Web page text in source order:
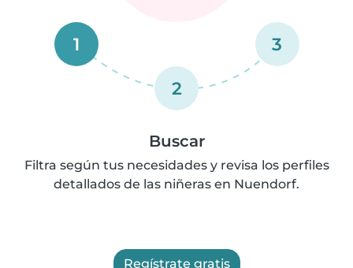
1
2
3
Buscar
Filtra según tus necesidades y revisa los perfiles
detallados de las niñeras en Nuendorf.
Regístrate gratis